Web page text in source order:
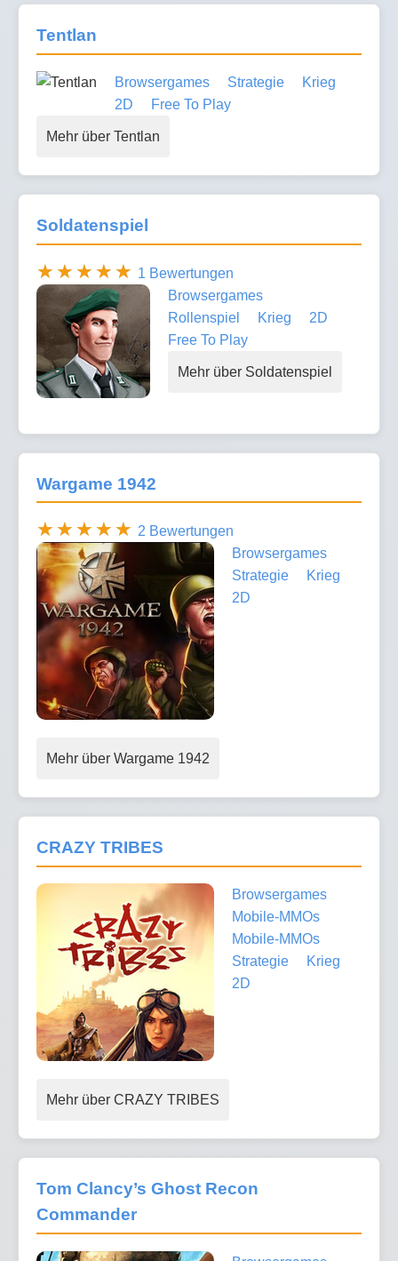
Tentlan
Browsergames Strategie
Krieg
2D
Free To Play
Mehr über Tentlan
Soldatenspiel
1 Bewertungen
Browsergames
Rollenspiel
Krieg
2D
Free To Play
Mehr über Soldatenspiel
Wargame 1942
2 Bewertungen
Browsergames
Strategie
Krieg
2D
Mehr über Wargame 1942
CRAZY TRIBES
Browsergames
Mobile-MMOs
Mobile-MMOs
Strategie
Krieg
2D
Mehr über CRAZY TRIBES
Tom Clancy’s Ghost Recon
Commander